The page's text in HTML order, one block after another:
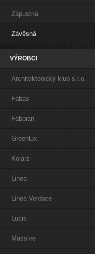
Zápustná
Závěsná
VÝROBCI
Architektonický klub s.r.o.
Fabas
Fabbian
Greenlux
Kolarz
Linea
Linea Verdace
Lucis
Massive